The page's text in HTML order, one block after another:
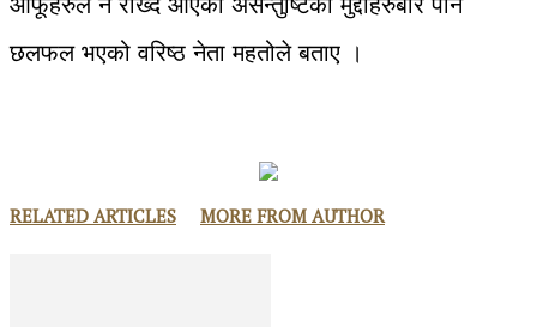
छलफल भएको वरिष्ठ नेता महतोले बताए ।
RELATED ARTICLES MORE FROM AUTHOR